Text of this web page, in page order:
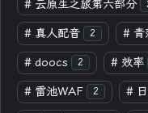
# 云原生之旅第六部分
# 真人配音 2 # 青
# doocs 2 # 效率
# 雷池WAF 2 #